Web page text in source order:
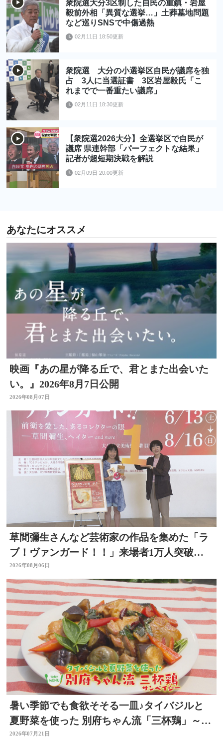
衆院選大分3区制した自民の重鎮・岩屋
毅前外相「異質な選挙…」土葬墓地問題
など巡りSNSで中傷過熱
02月11日 18:50更新
衆院選 大分の小選挙区自民が議席を独
占 3人に当選証書 3区岩屋毅氏「こ
れまでで一番重たい議席」
02月11日 18:30更新
【衆院選2026大分】全選挙区で自民が
議席 県連幹部「パーフェクトな結果」
記者が超短期決戦を解説
02月09日 20:00更新
あなたにオススメ
映画『あの星が降る丘で、君とまた出会いた
い。』2026年8月7日公開
2026年08月07日
草間彌生さんなど芸術家の作品を集めた「ラ
ブ！ヴァンガード！！」来場者1万人突破
大分県立美術館
2026年08月06日
暑い季節でも食欲そそる一皿♪タイバジルと
夏野菜を使った 別府ちゃん流「三杯鶏」～開
店！キッチン別府ちゃん～
2026年07月21日